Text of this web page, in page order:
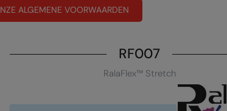
ALGEMENE VOORWAARDEN
RF007
RalaFlex™ Stretch